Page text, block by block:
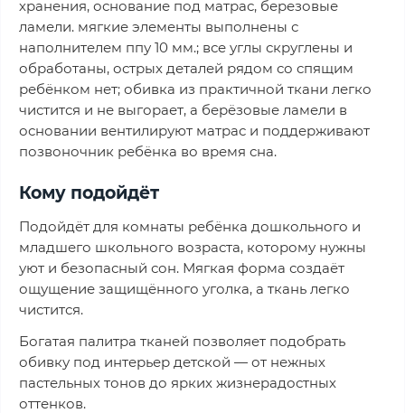
хранения, основание под матрас, березовые
ламели. мягкие элементы выполнены с
наполнителем ппу 10 мм.; все углы скруглены и
обработаны, острых деталей рядом со спящим
ребёнком нет; обивка из практичной ткани легко
чистится и не выгорает, а берёзовые ламели в
основании вентилируют матрас и поддерживают
позвоночник ребёнка во время сна.
Кому подойдёт
Подойдёт для комнаты ребёнка дошкольного и
младшего школьного возраста, которому нужны
уют и безопасный сон. Мягкая форма создаёт
ощущение защищённого уголка, а ткань легко
чистится.
Богатая палитра тканей позволяет подобрать
обивку под интерьер детской — от нежных
пастельных тонов до ярких жизнерадостных
оттенков.